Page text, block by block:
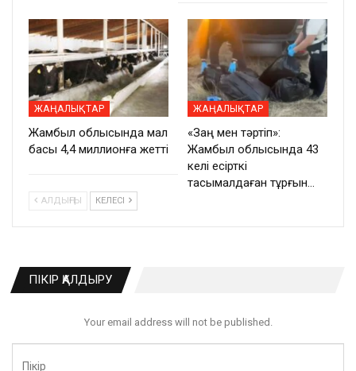
ЖАҢАЛЫҚТАР
Жамбыл облысында мал
басы 4,4 миллионға жетті
ЖАҢАЛЫҚТАР
«Заң мен тәртіп»:
Жамбыл облысында 43
келі есірткі
тасымалдаған тұрғын…
АЛДЫҢҒЫ КЕЛЕСІ
ПІКІР ҚАЛДЫРУ
Your email address will not be published.